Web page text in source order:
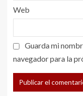
Web
Guarda mi
navegador para la